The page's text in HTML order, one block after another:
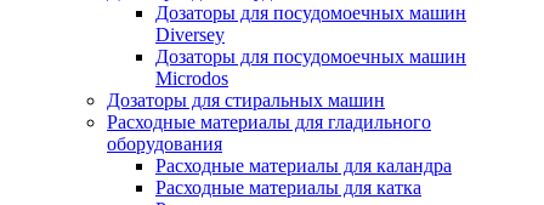
Дозаторы для посудомоечных машин
Diversey
Дозаторы для посудомоечных машин
Microdos
Дозаторы для стиральных машин
Расходные материалы для гладильного
оборудования
Расходные материалы для каландра
Расходные материалы для катка